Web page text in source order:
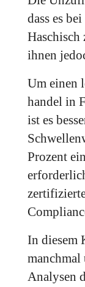
dass es
Haschisch
ihnen
Um einen
handel in
ist es
Prozent
In diesem
Analysen